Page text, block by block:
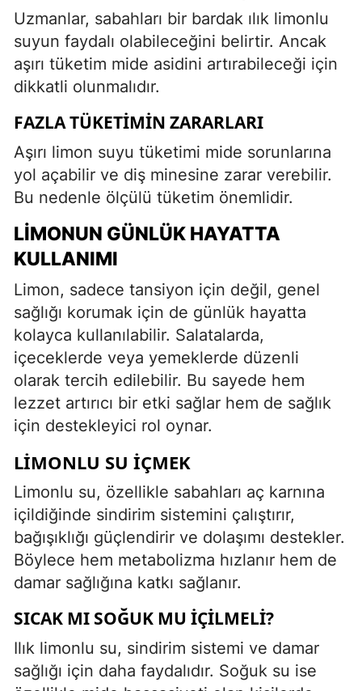
Uzmanlar, sabahları bir bardak ılık limonlu
suyun faydalı olabileceğini belirtir. Ancak
aşırı tüketim mide asidini artırabileceği için
dikkatli olunmalıdır.
FAZLA TÜKETIMIN ZARARLARI
Aşırı limon suyu tüketimi mide sorunlarına
yol açabilir ve diş minesine zarar verebilir.
Bu nedenle ölçülü tüketim önemlidir.
LIMONUN GÜNLÜK HAYATTA
KULLANIMI
Limon, sadece tansiyon için değil, genel
sağlığı korumak için de günlük hayatta
kolayca kullanılabilir. Salatalarda,
içeceklerde veya yemeklerde düzenli
olarak tercih edilebilir. Bu sayede hem
lezzet artırıcı bir etki sağlar hem de sağlık
için destekleyici rol oynar.
LIMONLU SU İÇMEK
Limonlu su, özellikle sabahları aç karnına
içildiğinde sindirim sistemini çalıştırır,
bağışıklığı güçlendirir ve dolaşımı destekler.
Böylece hem metabolizma hızlanır hem de
damar sağlığına katkı sağlanır.
SICAK MI SOĞUK MU İÇILMELI?
Ilık limonlu su, sindirim sistemi ve damar
sağlığı için daha faydalıdır. Soğuk su ise